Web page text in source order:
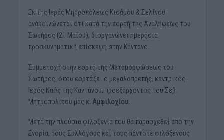
Εκ της Ιεράς Μητροπόλεως Κισάμου & Σελίνου
ανακοινώνεται ότι κατά την εορτή της Αναλήψεως του
Σωτήρος (21 Μαΐου), διοργανώνει ημερήσια
προσκυνηματική επίσκεψη στην Κάντανο.
Συμμετοχή στην εορτή της Μεταμορφώσεως του
Σωτήρος, όπου εορτάζει ο μεγαλοπρεπής, κεντρικός
Ιερός Ναός της Καντάνου, προεξάρχοντος του Σεβ.
Μητροπολίτου μας κ. Αμφιλοχίου.
Μετά την πλούσια φιλοξενία που θα παρασχεθεί από την
Ενορία, τους Συλλόγους και τους πάντοτε φιλόξενους